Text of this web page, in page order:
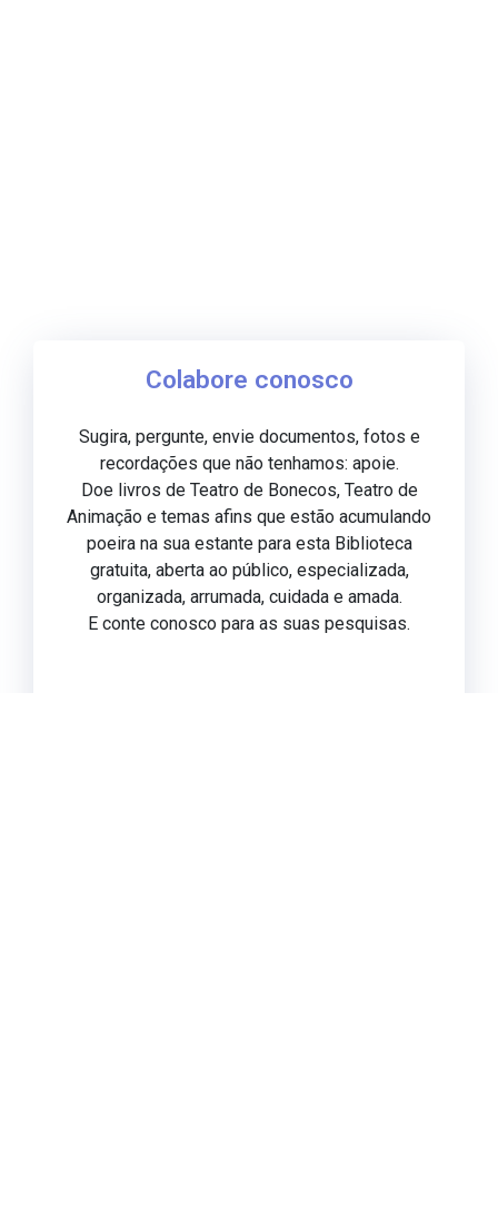
Colabore conosco
Sugira, pergunte, envie documentos, fotos e
recordações que não tenhamos: apoie.
Doe livros de Teatro de Bonecos, Teatro de
Animação e temas afins que estão acumulando
poeira na sua estante para esta Biblioteca
gratuita, aberta ao público, especializada,
organizada, arrumada, cuidada e amada.
E conte conosco para as suas pesquisas.